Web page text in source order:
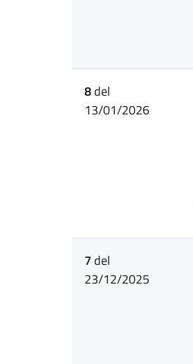
8del
13/01/2026
7 del
23/12/2025